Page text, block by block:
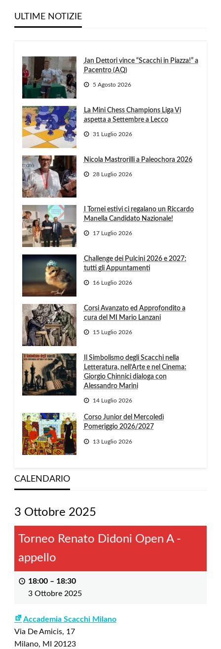
ULTIME NOTIZIE
Jan Dettori vince “Scacchi in Piazza!” a
Pacentro (AQ)
5 Agosto 2026
La Mini Chess Champions Liga Vi
aspetta a Settembre a Lecco
31 Luglio 2026
Nicola Mastrorilli a Paleochora 2026
28 Luglio 2026
I Tornei estivi ci regalano un Riccardo
Manella Candidato Nazionale!
17 Luglio 2026
Challenge dei Pulcini 2026 e 2027:
tutti gli Appuntamenti
16 Luglio 2026
Corsi Avanzato ed Approfondito a
cura del MI Mario Lanzani
15 Luglio 2026
Il Simbolismo degli Scacchi nella
Letteratura, nell’Arte e nel Cinema:
Giorgio Chinnici dialoga con
Alessandro Marini
14 Luglio 2026
Corso Junior del Mercoledì
Pomeriggio 2026/2027
13 Luglio 2026
CALENDARIO
3 Ottobre 2025
Torneo Renato Didoni Open A -
appello
18:00 – 18:30
3 Ottobre 2025
Accademia Scacchi Milano
Via De Amicis, 17
Milano, MI
20123